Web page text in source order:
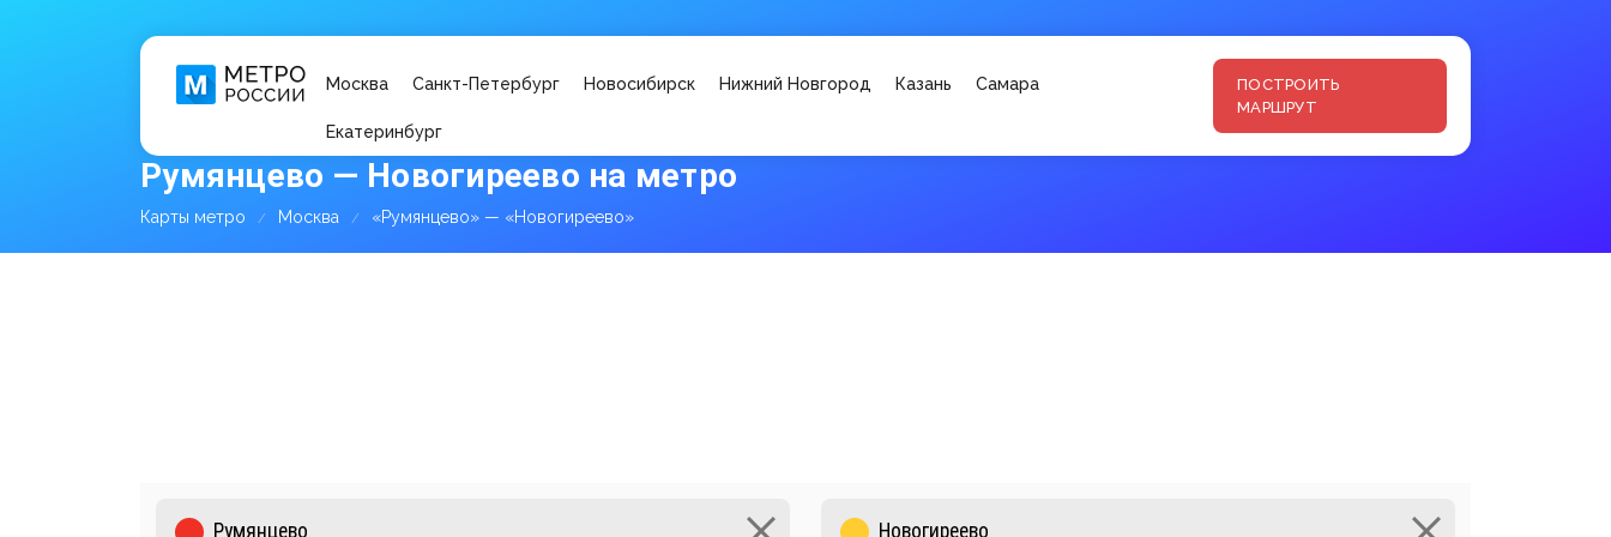
Москва Санкт-Петербург Новосибирск Нижний Новгород Казань Самара
Екатеринбург
ПОСТРОИТЬ
МАРШРУТ
Румянцево — Новогиреево на метро
Карты метро Москва «Румянцево» — «Новогиреево»